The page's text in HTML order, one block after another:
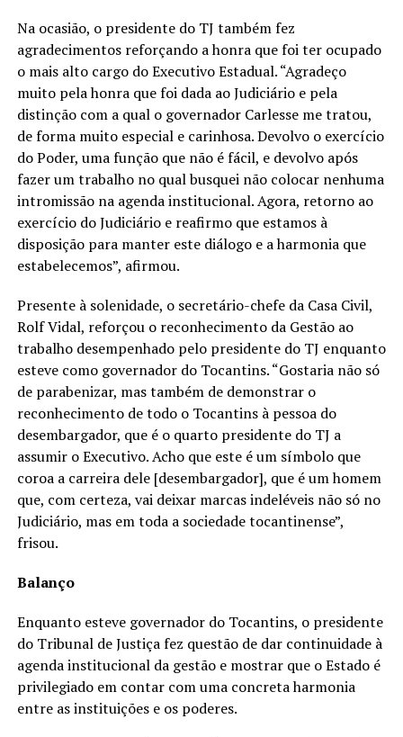
Na ocasião, o presidente do TJ também fez
agradecimentos reforçando a honra que foi ter ocupado
o mais alto cargo do Executivo Estadual. “Agradeço
muito pela honra que foi dada ao Judiciário e pela
distinção com a qual o governador Carlesse me tratou,
de forma muito especial e carinhosa. Devolvo o exercício
do Poder, uma função que não é fácil, e devolvo após
fazer um trabalho no qual busquei não colocar nenhuma
intromissão na agenda institucional. Agora, retorno ao
exercício do Judiciário e reafirmo que estamos à
disposição para manter este diálogo e a harmonia que
estabelecemos”, afirmou.
Presente à solenidade, o secretário-chefe da Casa Civil,
Rolf Vidal, reforçou o reconhecimento da Gestão ao
trabalho desempenhado pelo presidente do TJ enquanto
esteve como governador do Tocantins. “Gostaria não só
de parabenizar, mas também de demonstrar o
reconhecimento de todo o Tocantins à pessoa do
desembargador, que é o quarto presidente do TJ a
assumir o Executivo. Acho que este é um símbolo que
coroa a carreira dele [desembargador], que é um homem
que, com certeza, vai deixar marcas indeléveis não só no
Judiciário, mas em toda a sociedade tocantinense”,
frisou.
Balanço
Enquanto esteve governador do Tocantins, o presidente
do Tribunal de Justiça fez questão de dar continuidade à
agenda institucional da gestão e mostrar que o Estado é
privilegiado em contar com uma concreta harmonia
entre as instituições e os poderes.